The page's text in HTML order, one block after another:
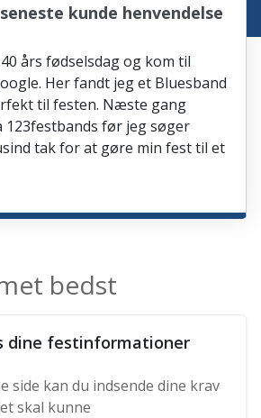
kunde henvendelse
års fødselsdag og kom til
Her fandt jeg et Bluesband
til festen. Næste gang
123festbands før jeg søger
tak for at gøre min fest til et
bedst
dine festinformationer
side kan du indsende dine krav
skal kunne